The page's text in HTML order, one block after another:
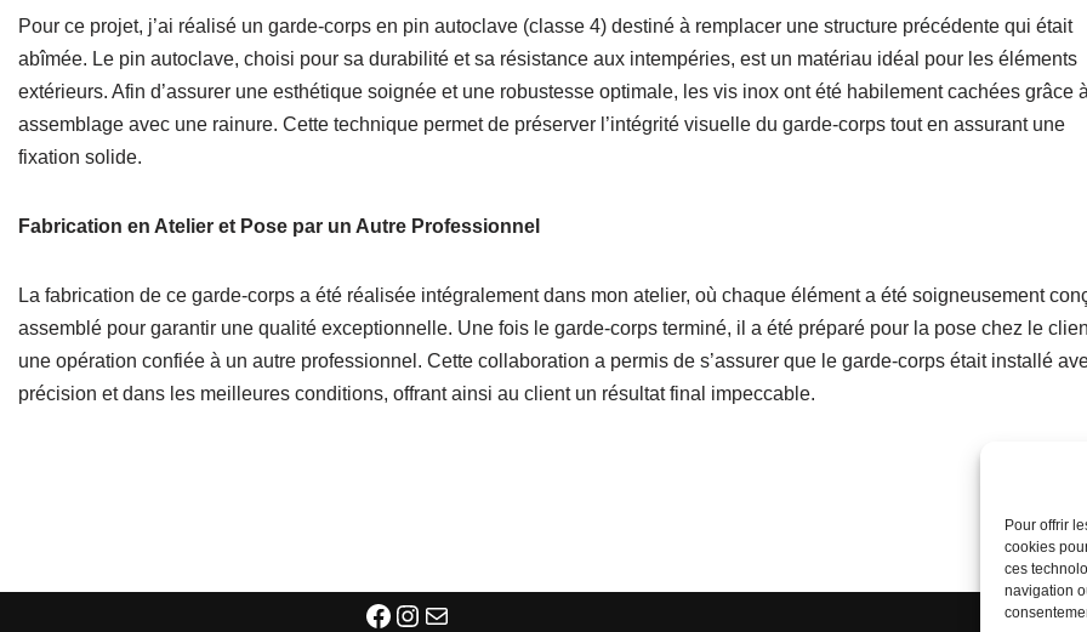
Pour offrir
cookies
ces
navigation
Pour ce projet, j’ai réalisé un garde-corps en pin autoclave (classe 4) destiné à remplacer une structure précédente qui était
abîmée. Le pin autoclave, choisi pour sa durabilité et sa résistance aux intempéries, est un matériau idéal pour les éléments
extérieurs. Afin d’assurer une esthétique soignée et une robustesse optimale, les vis inox ont été habilement cachées grâce
assemblage avec une rainure. Cette technique permet de préserver l’intégrité visuelle du garde-corps tout en assurant une
fixation solide.
Fabrication en Atelier et Pose par un Autre Professionnel
La fabrication de ce garde-corps a été réalisée intégralement dans mon atelier, où chaque élément a été soigneusement
assemblé pour garantir une qualité exceptionnelle. Une fois le garde-corps terminé, il a été préparé pour la pose chez le
une opération confiée à un autre professionnel. Cette collaboration a permis de s’assurer que le garde-corps était installé
précision et dans les meilleures conditions, offrant ainsi au client un résultat final impeccable.